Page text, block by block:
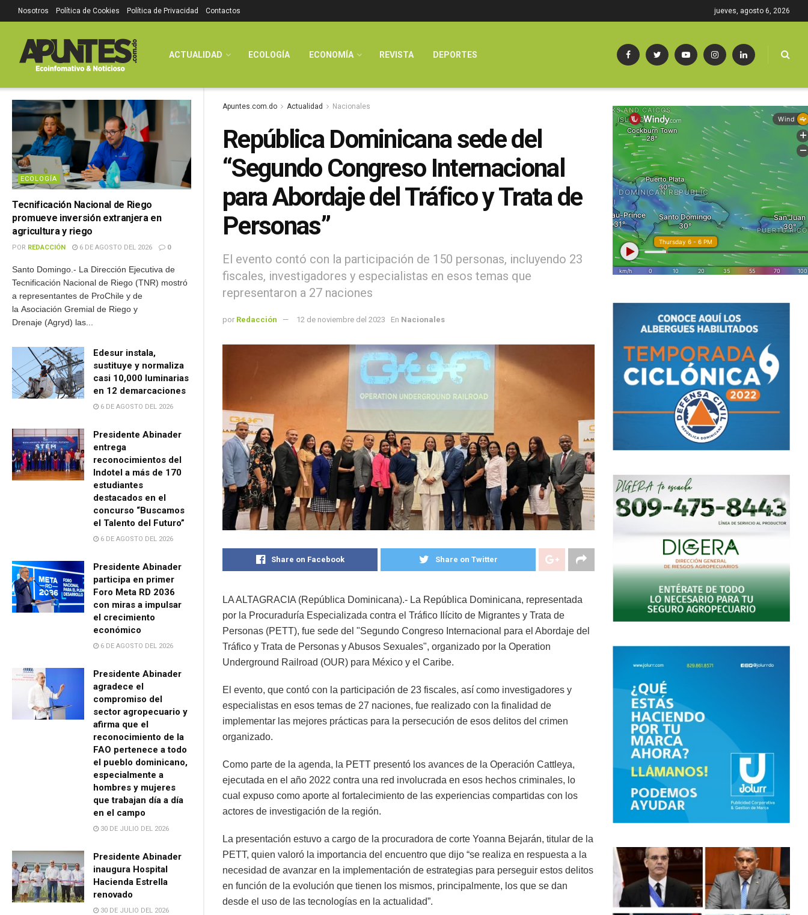
ECOLOGÍA
Tecnificación Nacional de Riego
promueve inversión extranjera en
agricultura y riego
POR REDACCIÓN 6 DE AGOSTO DEL 2026 0
Santo Domingo.- La Dirección Ejecutiva de
Tecnificación Nacional de Riego (TNR) mostró
a representantes de ProChile y de
la Asociación Gremial de Riego y
Drenaje (Agryd) las...
Edesur instala,
sustituye y normaliza
casi 10,000 luminarias
en 12 demarcaciones
6 DE AGOSTO DEL 2026
Presidente Abinader
entrega
reconocimientos del
Indotel a más de 170
estudiantes
destacados en el
concurso “Buscamos
el Talento del Futuro”
6 DE AGOSTO DEL 2026
Presidente Abinader
participa en primer
Foro Meta RD 2036
con miras a impulsar
el crecimiento
económico
6 DE AGOSTO DEL 2026
Presidente Abinader
agradece el
compromiso del
sector agropecuario y
afirma que el
reconocimiento de la
FAO pertenece a todo
el pueblo dominicano,
especialmente a
hombres y mujeres
que trabajan día a día
en el campo
30 DE JULIO DEL 2026
Presidente Abinader
inaugura Hospital
Hacienda Estrella
renovado
30 DE JULIO DEL 2026
Nosotros Política de Cookies Política de Privacidad Contactos jueves, agosto 6, 2026
ACTUALIDAD ECOLOGÍA ECONOMÍA REVISTA DEPORTES
Apuntes.com.do Actualidad Nacionales
República Dominicana sede del
“Segundo Congreso Internacional
para Abordaje del Tráfico y Trata de
Personas”
El evento contó con la participación de 150 personas, incluyendo 23
fiscales, investigadores y especialistas en esos temas que
representaron a 27 naciones
por Redacción 12 de noviembre del 2023 En Nacionales
Share on Facebook Share on Twitter
LA ALTAGRACIA (República Dominicana).- La República Dominicana, representada
por la Procuraduría Especializada contra el Tráfico Ilícito de Migrantes y Trata de
Personas (PETT), fue sede del "Segundo Congreso Internacional para el Abordaje del
Tráfico y Trata de Personas y Abusos Sexuales", organizado por la Operation
Underground Railroad (OUR) para México y el Caribe.
El evento, que contó con la participación de 23 fiscales, así como investigadores y
especialistas en esos temas de 27 naciones, fue realizado con la finalidad de
implementar las mejores prácticas para la persecución de esos delitos del crimen
organizado.
Como parte de la agenda, la PETT presentó los avances de la Operación Cattleya,
ejecutada en el año 2022 contra una red involucrada en esos hechos criminales, lo
cual expuso como aporte al fortalecimiento de las experiencias compartidas con los
actores de investigación de la región.
La presentación estuvo a cargo de la procuradora de corte Yoanna Bejarán, titular de la
PETT, quien valoró la importancia del encuentro que dijo “se realiza en respuesta a la
necesidad de avanzar en la implementación de estrategias para perseguir estos delitos
en función de la evolución que tienen los mismos, principalmente, los que se dan
desde el uso de las tecnologías en la actualidad”.